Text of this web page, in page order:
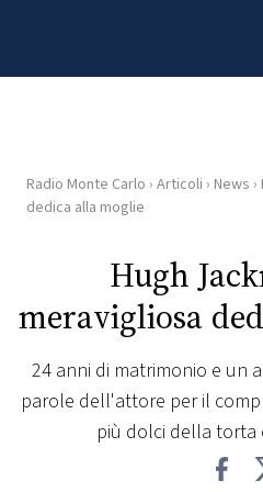
HOME
WEB
PLAYLIST
Radio Monte Carlo › Articoli › News ›
dedica alla moglie
Hugh
meravigliosa
24 anni di matrimonio e un
parole dell'attore per il
più dolci della torta